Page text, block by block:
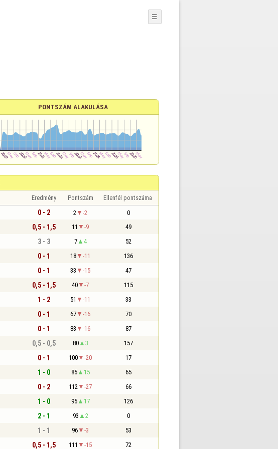
☰
PONTSZÁM ALAKULÁSA
Eredmény Pontszám Ellenfél pontszáma
0 - 2 2 -2 0
0,5 - 1,5 11 -9 49
3 - 3 7 4 52
0 - 1 18 -11 136
0 - 1 33 -15 47
0,5 - 1,5 40 -7 115
1 - 2 51 -11 33
0 - 1 67 -16 70
0 - 1 83 -16 87
0,5 - 0,5 80 3 157
0 - 1 100 -20 17
1 - 0 85 15 65
0 - 2 112 -27 66
1 - 0 95 17 126
2 - 1 93 2 0
1 - 1 96 -3 53
0,5 - 1,5 111 -15 72